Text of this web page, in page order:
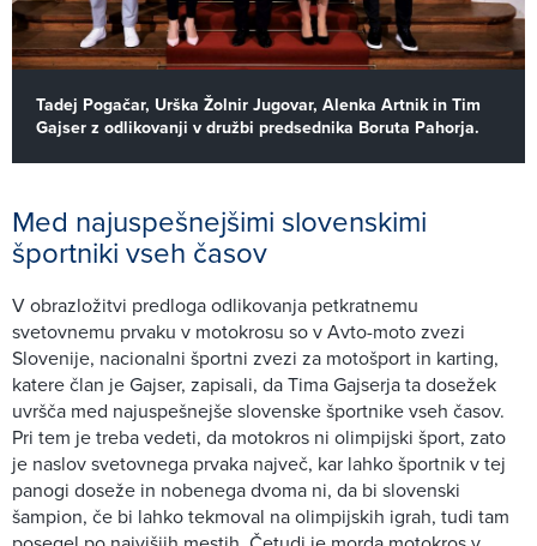
Tadej Pogačar, Urška Žolnir Jugovar, Alenka Artnik in Tim
Gajser z odlikovanji v družbi predsednika Boruta Pahorja.
Med najuspešnejšimi slovenskimi
športniki vseh časov
V obrazložitvi predloga odlikovanja petkratnemu
svetovnemu prvaku v motokrosu so v Avto-moto zvezi
Slovenije, nacionalni športni zvezi za motošport in karting,
katere član je Gajser, zapisali, da Tima Gajserja ta dosežek
uvršča med najuspešnejše slovenske športnike vseh časov.
Pri tem je treba vedeti, da motokros ni olimpijski šport, zato
je naslov svetovnega prvaka največ, kar lahko športnik v tej
panogi doseže in nobenega dvoma ni, da bi slovenski
šampion, če bi lahko tekmoval na olimpijskih igrah, tudi tam